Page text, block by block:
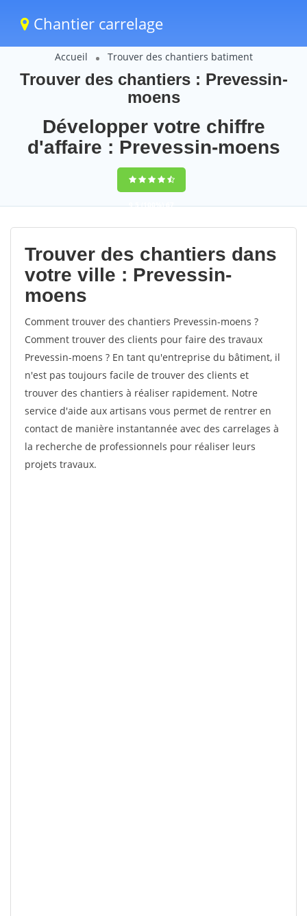
Chantier carrelage
Accueil Trouver des chantiers batiment
Trouver des chantiers : Prevessin-
moens
Développer votre chiffre
d'affaire : Prevessin-moens
9,5(100%)67
votes
Trouver des chantiers dans
votre ville : Prevessin-
moens
Comment trouver des chantiers Prevessin-moens ?
Comment trouver des clients pour faire des travaux
Prevessin-moens ? En tant qu'entreprise du bâtiment, il
n'est pas toujours facile de trouver des clients et
trouver des chantiers à réaliser rapidement. Notre
service d'aide aux artisans vous permet de rentrer en
contact de manière instantannée avec des carrelages à
la recherche de professionnels pour réaliser leurs
projets travaux.